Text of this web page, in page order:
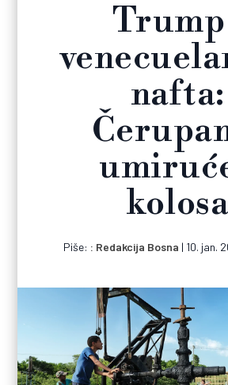
nafta:
kolosa
Piše: Redakcija Bosna | 10. jan.